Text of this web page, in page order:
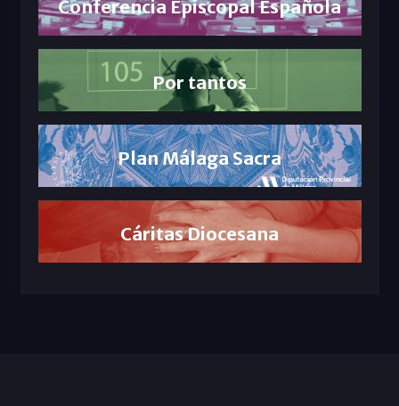
Conferencia Episcopal Española
Por tantos
Plan Málaga Sacra
Cáritas Diocesana